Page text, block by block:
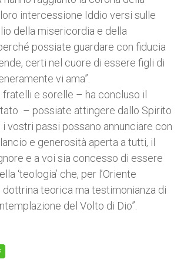
intercessione Iddio versi sulle
della misericordia e della
possiate guardare con fiducia
certi nel cuore di essere figli di
vi ama”.
fratelli e sorelle – ha concluso il
– possiate attingere dallo Spirito
vostri passi possano annunciare con
e generosità aperta a tutti, il
e a voi sia concesso di essere
‘teologia’ che, per l’Oriente
dottrina teorica ma testimonianza di
del Volto di Dio”.